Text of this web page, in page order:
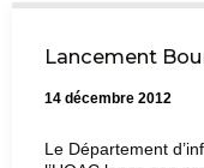
Lancement
14 décembre 2012
Le Département